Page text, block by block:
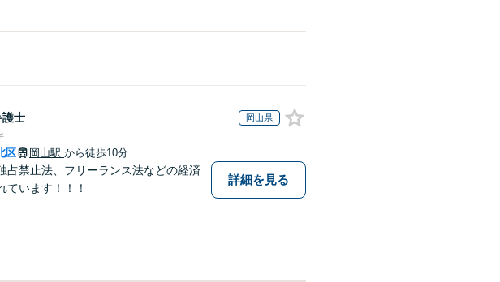
護士 岡山県
区 岡山駅 から徒歩10分
占禁止法、フリーランス法などの経済
ています！！！
詳細を見る